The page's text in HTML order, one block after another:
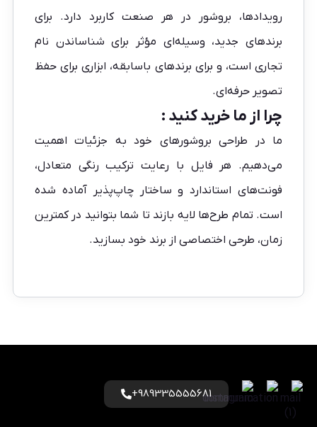
رویدادها، بروشور در هر صنعت کاربرد دارد. برای
برندهای جدید، وسیله‌ای مؤثر برای شناساندن نام
تجاری است، و برای برندهای باسابقه، ابزاری برای حفظ
تصویر حرفه‌ای.
چرا از ما خرید کنید :
ما در طراحی بروشورهای خود به جزئیات اهمیت
می‌دهیم. هر فایل با رعایت ترکیب رنگی متعادل،
فونت‌های استاندارد و ساختار چاپ‌پذیر آماده شده
است. تمام طرح‌ها لایه بازند تا شما بتوانید در کمترین
زمان، طرحی اختصاصی از برند خود بسازید.
989335555681+